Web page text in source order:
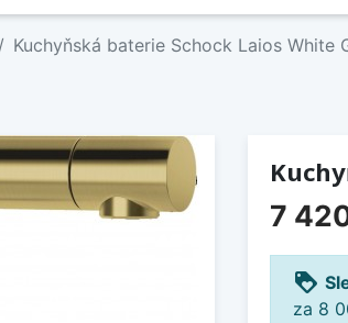
Kuchyňská baterie Schock Laios White
7
loyalty
za 8